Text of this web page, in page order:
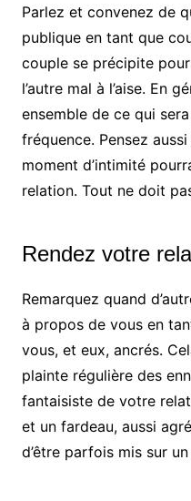
Parlez et convenez de
publique en tant que
couple se précipite
l’autre mal à l’aise. En
ensemble de ce qui
fréquence. Pensez
moment d’intimité
relation. Tout ne doit
Rendez votre
Remarquez quand
à propos de vous en
vous, et eux, ancrés.
plainte régulière des
fantaisiste de votre
et un fardeau, aussi
d’être parfois mis sur